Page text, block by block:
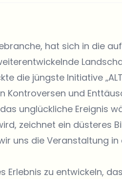
hat sich in die
die jüngste Initiative
Kontroversen und
unglückliche Ereignis
zeichnet ein düsteres
uns die Veranstaltung in
Erlebnis zu entwickeln,